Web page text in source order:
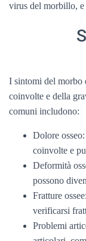
virus del morbillo, e
I sintomi del morbo
coinvolte e della
comuni includono:
Dolore
coinvolte e
Deformità
possono
Fratture
verificarsi
Problemi